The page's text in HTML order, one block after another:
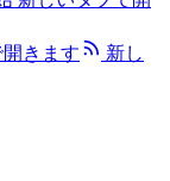
きます
新し